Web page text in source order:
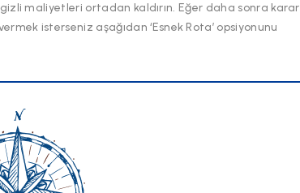
maliyetleri ortadan kaldırın. Eğer daha sonra karar
isterseniz aşağıdan ‘Esnek Rota’ opsiyonunu